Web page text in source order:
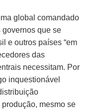
global comandado
que se
e outros países “em
das
necessitam. Por
inquestionável
mesmo se